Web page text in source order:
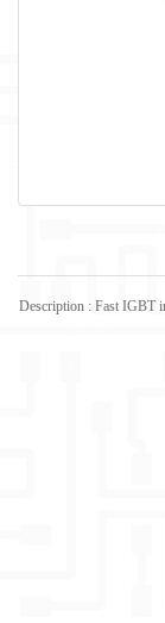
Description : Fast IGBT